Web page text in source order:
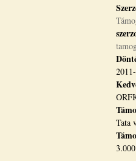
Tata